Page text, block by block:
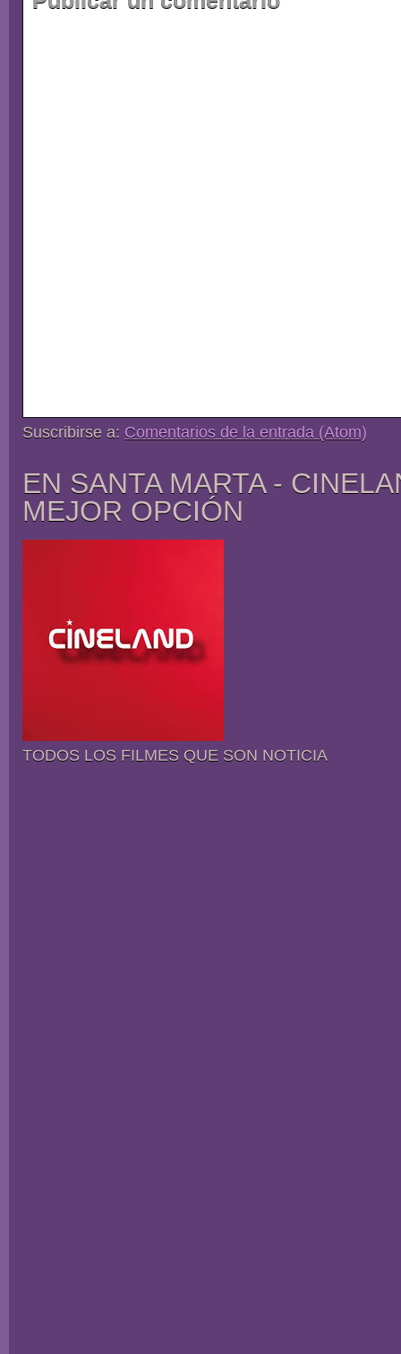
Suscribirse a: Comentarios de la entrada (Atom)
EN SANTA MARTA -
MEJOR OPCIÓN
TODOS LOS FILMES QUE SON NOTICIA